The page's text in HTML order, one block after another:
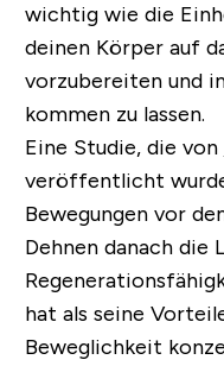
wichtig wie die
deinen Körper auf
vorzubereiten und
kommen zu lassen.
Eine Studie, die von
veröffentlicht
Bewegungen vor
Dehnen danach die
hat als seine
Beweglichkeit